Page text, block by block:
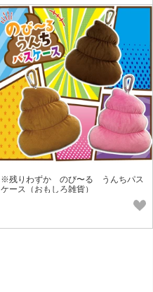
※残りわずか のび〜る うんちパス
ケース（おもしろ雑貨）